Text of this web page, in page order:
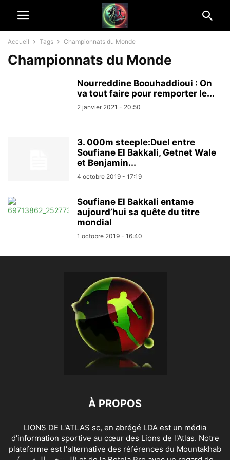
Accueil Tags Championnats du Monde
Championnats du Monde
Nourreddine Boouhaddioui : On
va tout faire pour remporter le...
2 janvier 2021 - 20:50
3. 000m steeple:Duel entre
Soufiane El Bakkali, Getnet Wale
et Benjamin...
4 octobre 2019 - 17:19
Soufiane El Bakkali entame
aujourd’hui sa quête du titre
mondial
1 octobre 2019 - 16:40
À PROPOS
LIONS DE L'ATLAS sc, en abrégé LDA est un média
d'information sportive au cœur des Lions de l'Atlas. Notre
plateforme est l'alternative des références du Mountakhab